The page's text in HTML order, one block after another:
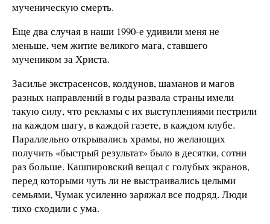
мученическую смерть.
Еще два случая в наши 1990-е удивили меня не
меньше, чем житие великого мага, ставшего
мучеником за Христа.
Засилье экстрасенсов, колдунов, шаманов и магов
разных направлений в годы развала страны имели
такую силу, что рекламы с их выступлениями пестрили
на каждом шагу, в каждой газете, в каждом клубе.
Параллельно открывались храмы, но желающих
получить «быстрый результат» было в десятки, сотни
раз больше. Кашпировский вещал с голубых экранов,
перед которыми чуть ли не выстраивались целыми
семьями, Чумак усиленно заряжал все подряд. Люди
тихо сходили с ума.